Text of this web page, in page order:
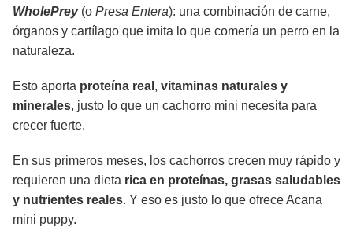
WholePrey(o Presa Entera): una combinación de carne,
órganos y cartílago que imita lo que comería un perro en la
naturaleza.
Esto aporta proteína real , vitaminas naturales y
minerales, justo lo que un cachorro mini necesita para
crecer fuerte.
En sus primeros meses, los cachorros crecen muy rápido y
requieren una dieta rica en proteínas, grasas saludables
y nutrientes reales. Y eso es justo lo que ofrece Acana
mini puppy.